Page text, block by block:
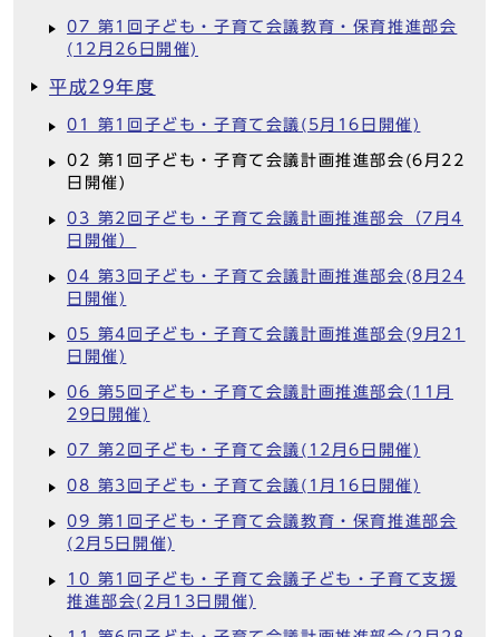
07 第1回子ども・子育て会議教育・保育推進部会
(12月26日開催)
平成29年度
01 第1回子ども・子育て会議(5月16日開催)
02 第1回子ども・子育て会議計画推進部会(6月22
日開催)
03 第2回子ども・子育て会議計画推進部会（7月4
日開催）
04 第3回子ども・子育て会議計画推進部会(8月24
日開催)
05 第4回子ども・子育て会議計画推進部会(9月21
日開催)
06 第5回子ども・子育て会議計画推進部会(11月
29日開催)
07 第2回子ども・子育て会議(12月6日開催)
08 第3回子ども・子育て会議(1月16日開催)
09 第1回子ども・子育て会議教育・保育推進部会
(2月5日開催)
10 第1回子ども・子育て会議子ども・子育て支援
推進部会(2月13日開催)